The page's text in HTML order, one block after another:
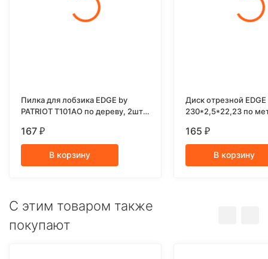
Пилка для лобзика EDGE by
PATRIOT T101AO по дереву, 2шт в
167 ₽
В корзину
Диск отрезной EDGE
165 ₽
В корзину
C этим товаром также
покупают